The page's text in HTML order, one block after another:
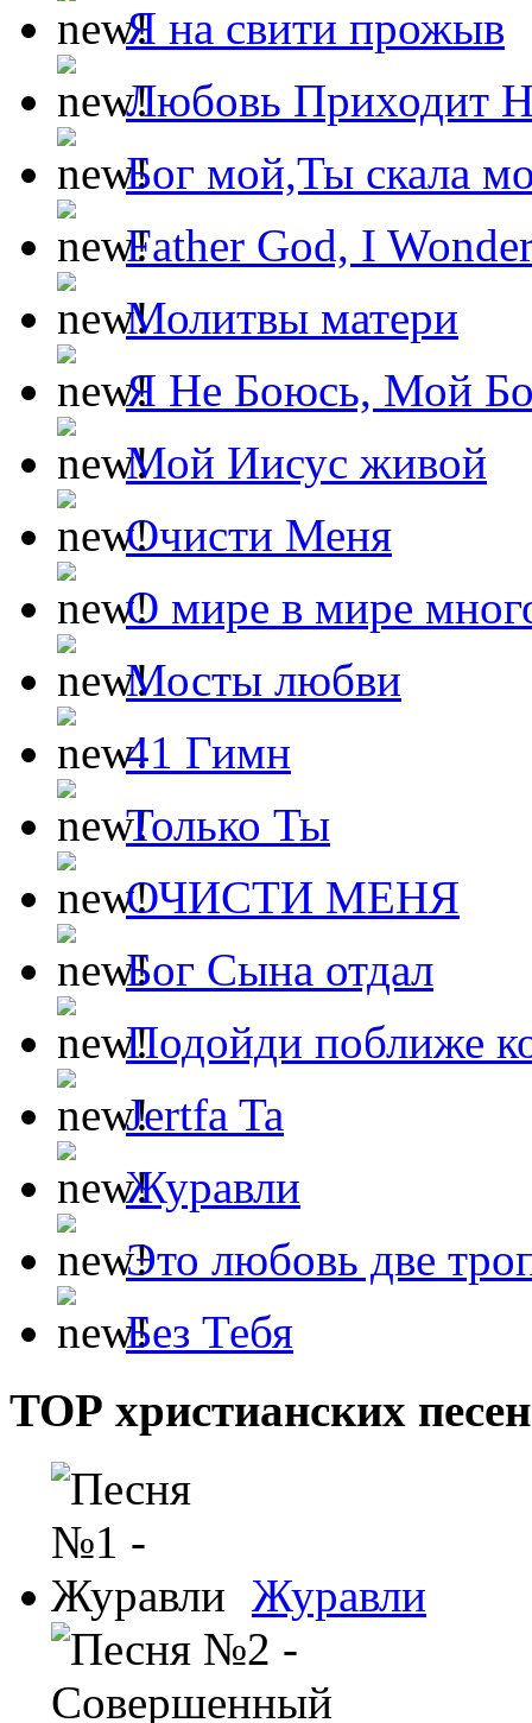
Я на свити прожыв
Любовь Приходит
Бог мой,Ты скала
Father God, I
Молитвы матери
Я Не Боюсь, Мой
Мой Иисус живой
Очисти Меня
О мире в мире
Мосты любви
41 Гимн
Только Ты
ОЧИСТИ МЕНЯ
Бог Сына отдал
Подойди поближе
Jertfa Ta
Журавли
Это любовь две
Без Тебя
ТОР христианских песен
Журавли